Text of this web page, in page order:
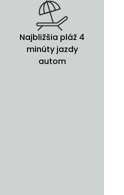
Najbližšia pláž 4
minúty jazdy
autom